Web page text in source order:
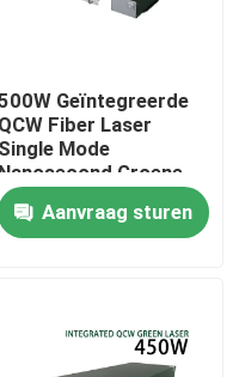
Geïntegreerde
QCW Fiber Laser
Single Mode
Nanosecond Groene
Fiber Laser
Aanvraag sturen